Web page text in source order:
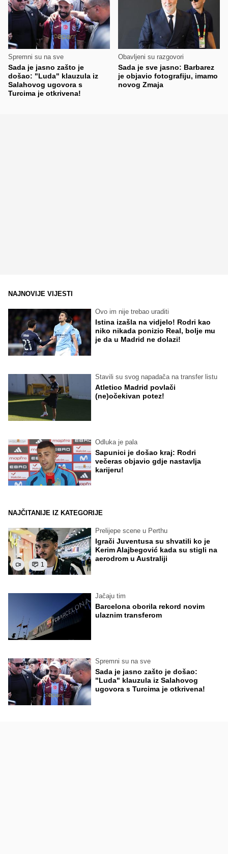
Spremni su na sve
Sada je jasno zašto je
došao: "Luda" klauzula iz
Salahovog ugovora s
Turcima je otkrivena!
Obavljeni su razgovori
Sada je sve jasno: Barbarez
je objavio fotografiju, imamo
novog Zmaja
NAJNOVIJE VIJESTI
Ovo im nije trebao uraditi
Istina izašla na vidjelo! Rodri kao
niko nikada ponizio Real, bolje mu
je da u Madrid ne dolazi!
Stavili su svog napadača na transfer listu
Atletico Madrid povlači
(ne)očekivan potez!
Odluka je pala
Sapunici je došao kraj: Rodri
večeras objavio gdje nastavlja
karijeru!
NAJČITANIJE IZ KATEGORIJE
1
Prelijepe scene u Perthu
Igrači Juventusa su shvatili ko je
Kerim Alajbegović kada su stigli na
aerodrom u Australiji
Jačaju tim
Barcelona oborila rekord novim
ulaznim transferom
Spremni su na sve
Sada je jasno zašto je došao:
"Luda" klauzula iz Salahovog
ugovora s Turcima je otkrivena!